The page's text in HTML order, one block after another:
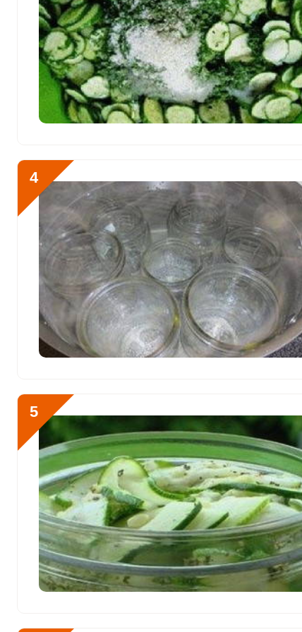
Кобальт 78.9 мкг
Литий 0
Марганец 5.2 мкг
2220.2 мкг
Рубидий
Селен 17 мкг
Фтор 481.8 мкг
Хром 80 мкг
Цинк 12.1 мг
Бор 2000 мкг
Ванадий 0
4
5